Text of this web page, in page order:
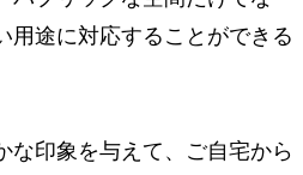
用途に対応することができる
な印象を与えて、ご自宅から